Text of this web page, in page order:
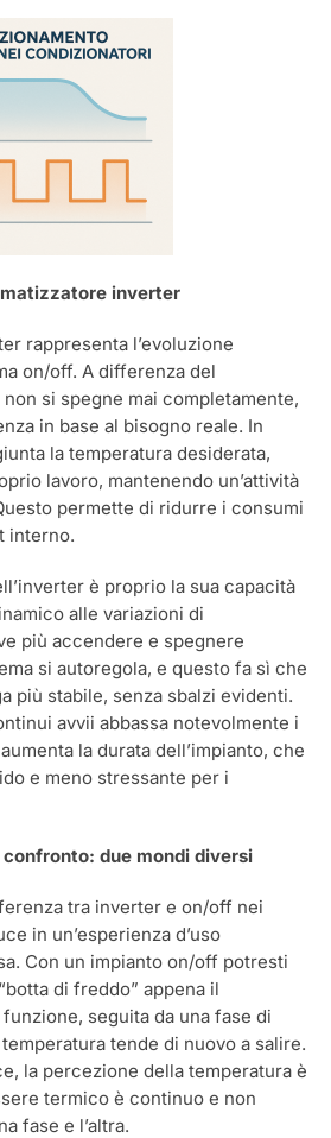
inverter
rappresenta l’evoluzione
on/off. A differenza del
si spegne mai completamente,
in base al bisogno reale. In
la temperatura desiderata,
lavoro, mantenendo un’attività
permette di ridurre i consumi
interno.
è proprio la sua capacità
alle variazioni di
più accendere e spegnere
si autoregola, e questo fa sì che
più stabile, senza sbalzi evidenti.
avvii abbassa notevolmente i
la durata dell’impianto, che
e meno stressante per i
due mondi diversi
tra inverter e on/off nei
in un’esperienza d’uso
Con un impianto on/off potresti
di freddo” appena il
seguita da una fase di
tende di nuovo a salire.
la percezione della temperatura è
termico è continuo e non
fase e l’altra.